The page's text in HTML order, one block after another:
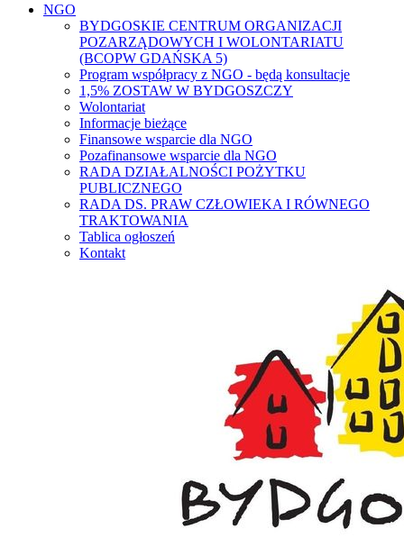
NGO
BYDGOSKIE CENTRUM ORGANIZACJI
POZARZĄDOWYCH I WOLONTARIATU
(BCOPW GDAŃSKA 5)
Program współpracy z NGO - będą konsultacje
1,5% ZOSTAW W BYDGOSZCZY
Wolontariat
Informacje bieżące
Finansowe wsparcie dla NGO
Pozafinansowe wsparcie dla NGO
RADA DZIAŁALNOŚCI POŻYTKU
PUBLICZNEGO
RADA DS. PRAW CZŁOWIEKA I RÓWNEGO
TRAKTOWANIA
Tablica ogłoszeń
Kontakt